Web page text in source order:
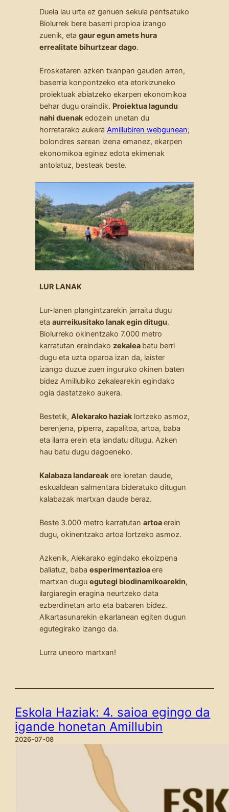
Duela lau urte ez genuen sekula pentsatuko
Biolurrek bere baserri propioa izango
zuenik, eta gaur egun amets hura
errealitate bihurtzear dago.
Erosketaren azken txanpan gauden arren,
baserria konpontzeko eta etorkizuneko
proiektuak abiatzeko ekarpen ekonomikoa
behar dugu oraindik. Proiektua lagundu
nahi duenakedozein unetan du
horretarako aukera Amillubiren webgunean;
bolondres sarean izena emanez, ekarpen
ekonomikoa eginez edota ekimenak
antolatuz, besteak beste.
LUR LANAK
Lur-lanen plangintzarekin jarraitu dugu
eta aurreikusitako lanak egin ditugu.
Biolurreko okinentzako 7.000 metro
karratutan ereindako zekalea batu berri
dugu eta uzta oparoa izan da, laister
izango duzue zuen inguruko okinen baten
bidez Amillubiko zekalearekin egindako
ogia dastatzeko aukera.
Bestetik, Alekarako haziaklortzeko asmoz,
berenjena, piperra, zapalitoa, artoa, baba
eta ilarra erein eta landatu ditugu. Azken
hau batu dugu dagoeneko.
Kalabaza landareakere loretan daude,
eskualdean salmentara bideratuko ditugun
kalabazak martxan daude beraz.
Beste 3.000 metro karratutan artoaerein
dugu, okinentzako artoa lortzeko asmoz.
Azkenik, Alekarako egindako ekoizpena
baliatuz, baba esperimentazioaere
martxan dugu egutegi biodinamikoarekin,
ilargiaregin eragina neurtzeko data
ezberdinetan arto eta babaren bidez.
Alkartasunarekin elkarlanean egiten dugun
egutegirako izango da.
Lurra uneoro martxan!
Eskola Haziak: 4. saioa egingo da
igande honetan Amillubin
2026-07-08